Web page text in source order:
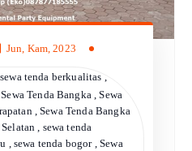
Jun, Kam, 2023
tenda berkualitas
Sewa Tenda Bangka,Sewa
,Sewa Tenda Bangka
, sewa tenda
,sewa tenda bogor,Sewa